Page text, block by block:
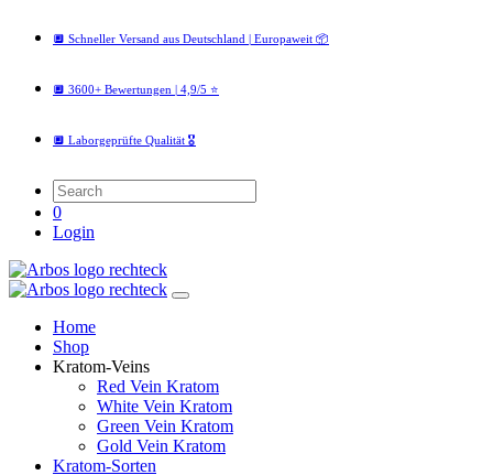
🔲 Schneller Versand aus Deutschland | Europaweit 📦
🔲 3600+ Bewertungen | 4,9/5 ⭐️
🔲 Laborgeprüfte Qualität 🎖️
0
Login
Home
Shop
Kratom-Veins
Red Vein Kratom
White Vein Kratom
Green Vein Kratom
Gold Vein Kratom
Kratom-Sorten